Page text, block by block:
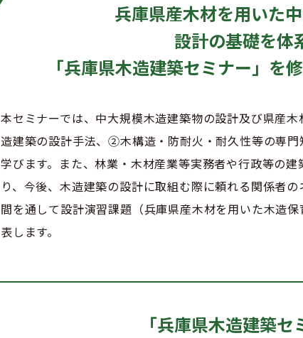
兵庫県産木材を用いた
設計の基礎を体
「兵庫県木造建築セミナー」を
本セミナーでは、中大規模木造建築物の設計及び県産
造建築の設計手法、②木構造・防耐火・耐久性等の専
学びます。また、林業・木材産業等実務者や行政等の
り、今後、木造建築の設計に取組む際に頼れる関係者
間を通して設計演習課題（兵庫県産木材を用いた木造
表します。
「兵庫県木造建築セ